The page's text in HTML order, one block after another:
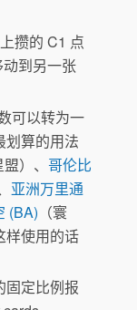
攒的 C1 点
到另一张
可以转为一
划算的用法
盟）、哥伦比
亚洲万里通
(BA) （寰
样使用的话
固定比例报